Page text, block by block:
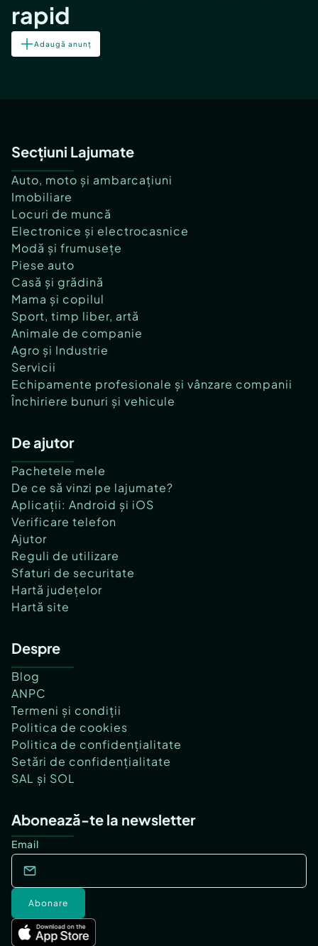
rapid
Adaugă anunț
Secțiuni Lajumate
Auto, moto și ambarcațiuni
Imobiliare
Locuri de muncă
Electronice și electrocasnice
Modă și frumusețe
Piese auto
Casă și grădină
Mama și copilul
Sport, timp liber, artă
Animale de companie
Agro și Industrie
Servicii
Echipamente profesionale și vânzare companii
Închiriere bunuri și vehicule
De ajutor
Pachetele mele
De ce să vinzi pe lajumate?
Aplicații: Android și iOS
Verificare telefon
Ajutor
Reguli de utilizare
Sfaturi de securitate
Hartă județelor
Hartă site
Despre
Blog
ANPC
Termeni și condiții
Politica de cookies
Politica de confidențialitate
Setări de confidențialitate
SAL și SOL
Abonează-te la newsletter
Email
Abonare